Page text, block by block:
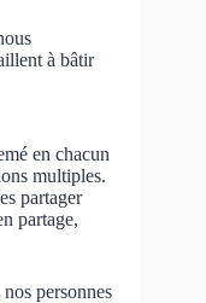
à bâtir
en chacun
multiples.
partager
partage,
personnes